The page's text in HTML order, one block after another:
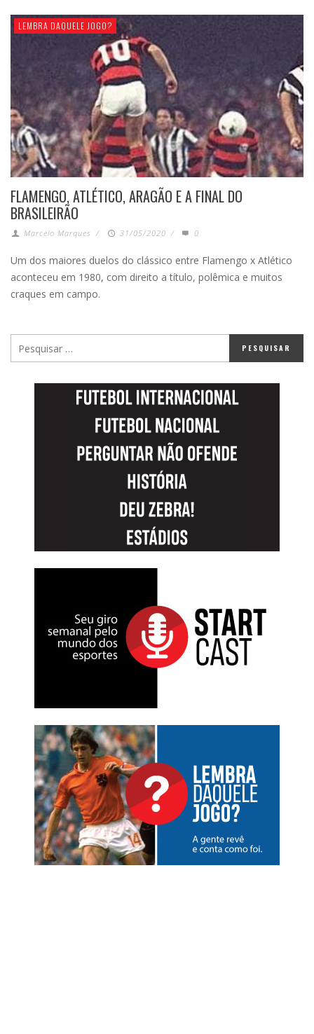
LEMBRA DAQUELE JOGO?
FLAMENGO, ATLÉTICO, ARAGÃO E A FINAL DO
BRASILEIRÃO
Marcelo Marques / 31/05/2020 / 0
Um dos maiores duelos do clássico entre Flamengo x Atlético
aconteceu em 1980, com direito a título, polêmica e muitos
craques em campo.